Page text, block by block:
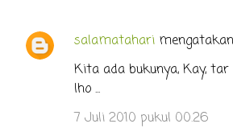
salamatahari
Kita ada bukunya, Kay, tar
lho ...
7 Juli 2010 pukul 00.26